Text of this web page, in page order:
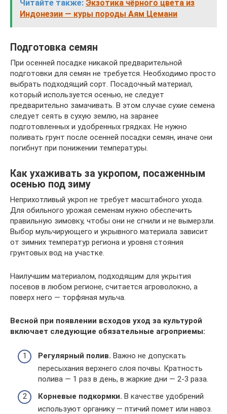
Читайте также: Экзотика чёрного цвета из
Индонезии — куры породы Аям Цемани
Подготовка семян
При осенней посадке никакой предварительной
подготовки для семян не требуется. Необходимо просто
выбрать подходящий сорт. Посадочный материал,
который используется осенью, не следует
предварительно замачивать. В этом случае сухие семена
следует сеять в сухую землю, на заранее
подготовленных и удобренных грядках. Не нужно
поливать грунт после осенней посадки семян, иначе они
погибнут при понижении температуры.
Как ухаживать за укропом, посаженным
осенью под зиму
Неприхотливый укроп не требует масштабного ухода.
Для обильного урожая семенам нужно обеспечить
правильную зимовку, чтобы они не сгнили и не вымерзли.
Выбор мульчирующего и укрывного материала зависит
от зимних температур региона и уровня стояния
грунтовых вод на участке.
Наилучшим материалом, подходящим для укрытия
посевов в любом регионе, считается агроволокно, а
поверх него — торфяная мульча.
Весной при появлении всходов уход за культурой
включает следующие обязательные агроприемы:
Регулярный полив. Важно не допускать
пересыхания верхнего слоя почвы. Кратность
полива — 1 раз в день, в жаркие дни — 2-3 раза.
Корневые подкормки. В качестве удобрений
используют органику — птичий помет или навоз.